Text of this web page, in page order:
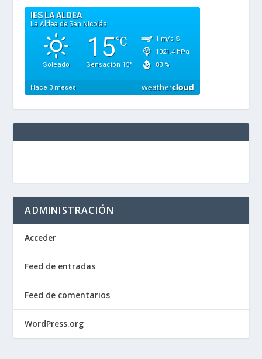
ADMINISTRACIÓN
Acceder
Feed de entradas
Feed de comentarios
WordPress.org